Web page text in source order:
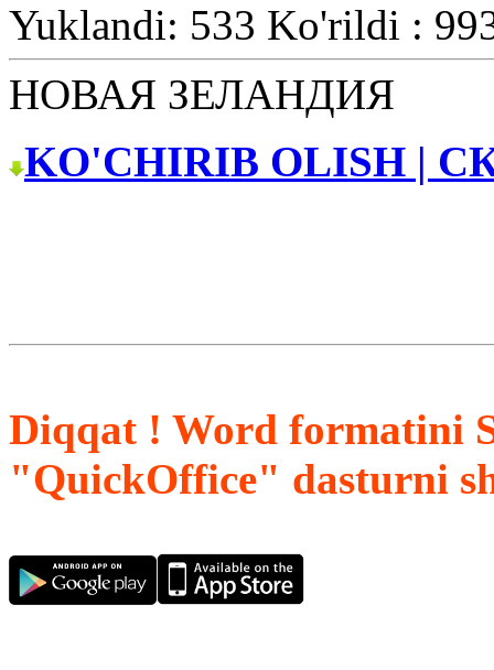
Yuklandi: 533 Ko'rildi :
НОВАЯ ЗЕЛАНДИЯ
KO'CHIRIB OLISH |
Diqqat ! Word formatini
"QuickOffice" dasturni